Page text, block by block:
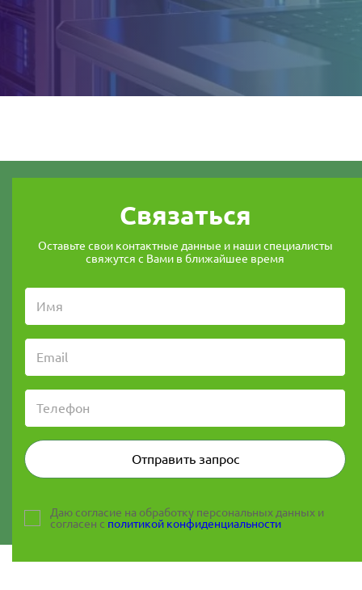
Связаться
Оставьте свои контактные данные и наши специалисты
свяжутся с Вами в ближайшее время
Отправить запрос
Даю согласие на обработку персональных данных и
согласен с политикой конфиденциальности